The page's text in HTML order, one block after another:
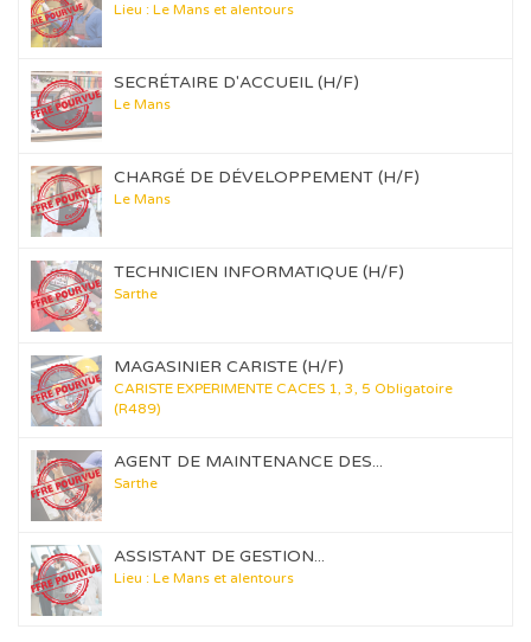
Lieu : Le Mans et alentours
SECRÉTAIRE D'ACCUEIL (H/F)
Le Mans
CHARGÉ DE DÉVELOPPEMENT (H/F)
Le Mans
TECHNICIEN INFORMATIQUE (H/F)
Sarthe
MAGASINIER CARISTE (H/F)
CARISTE EXPERIMENTE CACES 1, 3, 5 Obligatoire
(R489)
AGENT DE MAINTENANCE DES...
Sarthe
ASSISTANT DE GESTION...
Lieu : Le Mans et alentours